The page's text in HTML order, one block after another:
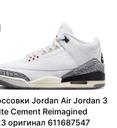
Jordan Air Jordan 3
Cement Reimagined
оригинал 611687547